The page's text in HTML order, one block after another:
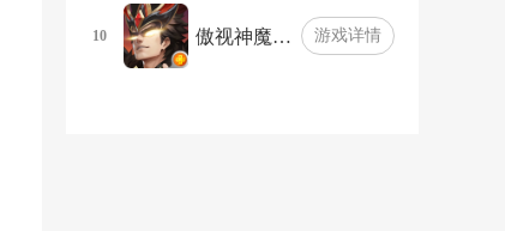
10 傲视神魔… 游戏详情